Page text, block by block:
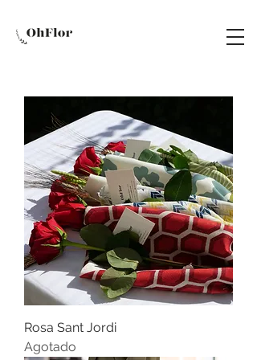
Rosa Sant Jordi
Agotado